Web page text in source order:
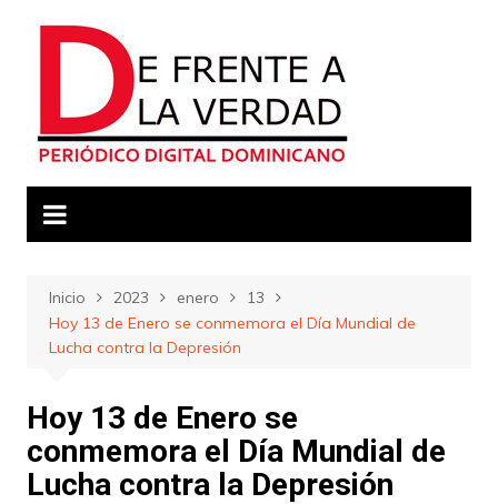
Inicio 2023 enero
13
Hoy 13 de Enero se conmemora el Día Mundial de
Lucha contra la Depresión
Hoy 13 de Enero se
conmemora el Día Mundial de
Lucha contra la Depresión